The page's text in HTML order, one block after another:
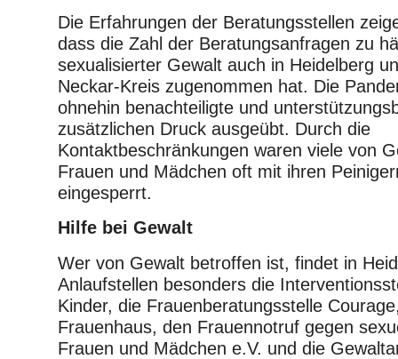
Die Erfahrungen der Beratungsstellen
dass die Zahl der Beratungsanfragen zu
sexualisierter Gewalt auch in Heidelberg
Neckar-Kreis zugenommen hat. Die
ohnehin benachteiligte und
zusätzlichen Druck ausgeübt. Durch die
Kontaktbeschränkungen waren viele von
Frauen und Mädchen oft mit ihren
eingesperrt.
Hilfe bei Gewalt
Wer von Gewalt betroffen ist, findet in
Anlaufstellen besonders die
Kinder, die Frauenberatungsstelle
Frauenhaus, den Frauennotruf gegen
Frauen und Mädchen e.V. und die